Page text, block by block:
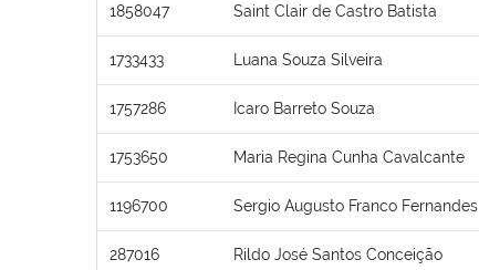
1858047 Saint Clair de Castro Batista
1733433 Luana Souza Silveira
1757286 Icaro Barreto Souza
1753650 Maria Regina Cunha Cavalcante
1196700 Sergio Augusto Franco Fernandes
287016 Rildo José Santos Conceição